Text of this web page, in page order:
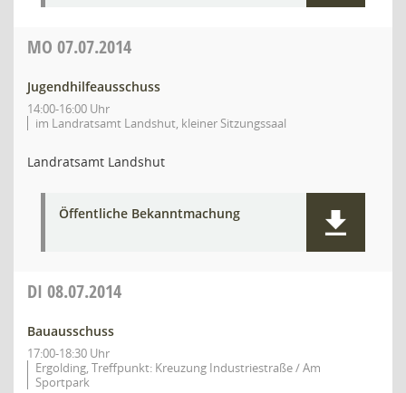
MO 07.07.2014
Jugendhilfeausschuss
14:00-16:00 Uhr
im Landratsamt Landshut, kleiner Sitzungssaal
Landratsamt Landshut
Öffentliche Bekanntmachung
DI 08.07.2014
Bauausschuss
17:00-18:30 Uhr
Ergolding, Treffpunkt: Kreuzung Industriestraße / Am
Sportpark